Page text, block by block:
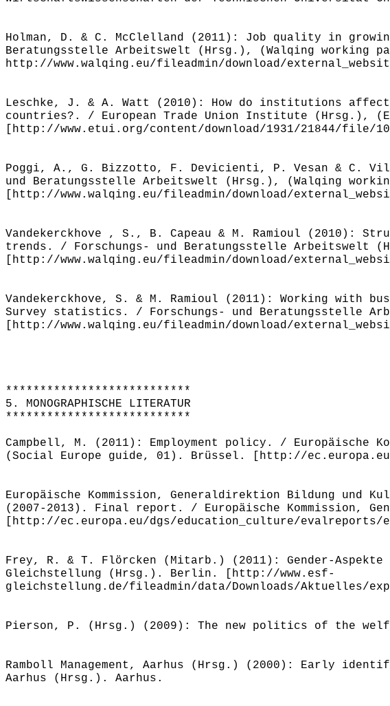
Holman, D. & C. McClelland (2011): Job quality in
Beratungsstelle Arbeitswelt (Hrsg.), (Walqing working
http://www.walqing.eu/fileadmin/download/
Leschke, J. & A. Watt (2010): How do institutions
countries?. / European Trade Union Institute (Hrsg.),
[http://www.etui.org/content/download/1931/21844/file/
Poggi, A., G. Bizzotto, F. Devicienti, P. Vesan & C.
und Beratungsstelle Arbeitswelt (Hrsg.), (Walqing
[http://www.walqing.eu/fileadmin/download/
Vandekerckhove , S., B. Capeau & M. Ramioul (2010):
trends. / Forschungs- und Beratungsstelle Arbeitswelt
[http://www.walqing.eu/fileadmin/download/
Vandekerckhove, S. & M. Ramioul (2011): Working with
Survey statistics. / Forschungs- und Beratungsstelle
[http://www.walqing.eu/fileadmin/download/
***************************
5. MONOGRAPHISCHE LITERATUR
***************************
Campbell, M. (2011): Employment policy. / Europäische
(Social Europe guide, 01). Brüssel. [http://ec.europa.eu/
Europäische Kommission, Generaldirektion Bildung und
(2007-2013). Final report. / Europäische Kommission,
[http://ec.europa.eu/dgs/education_culture/evalreports/
Frey, R. & T. Flörcken (Mitarb.) (2011): Gender-
Gleichstellung (Hrsg.). Berlin. [http://www.esf-
gleichstellung.de/fileadmin/data/Downloads/Aktuelles/
Pierson, P. (Hrsg.) (2009): The new politics of the
Ramboll Management, Aarhus (Hrsg.) (2000): Early
Aarhus (Hrsg.). Aarhus.